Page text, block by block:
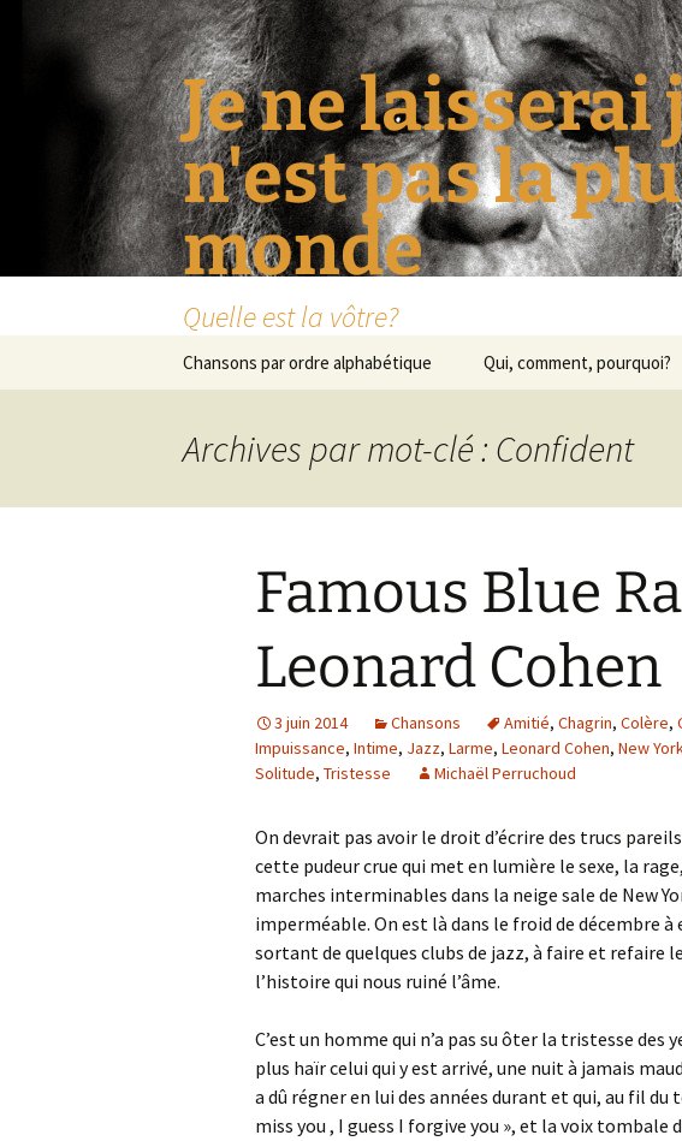
Je ne
n'est pas la
monde
Quelle est la vôtre?
Chansons par ordre alphabétique Qui, comment, pourquoi?
Archives par mot-clé : Confident
Famous Blue
Leonard Cohen
3 juin 2014 Chansons Amitié, Chagrin, Colère,
Impuissance, Intime, Jazz, Larme, Leonard Cohen, New
Solitude, Tristesse Michaël Perruchoud
On devrait pas avoir le droit d’écrire des trucs
cette pudeur crue qui met en lumière le sexe, la
marches interminables dans la neige sale de New
imperméable. On est là dans le froid de décembre
sortant de quelques clubs de jazz, à faire et refaire
l’histoire qui nous ruiné l’âme.
C’est un homme qui n’a pas su ôter la tristesse des
plus haïr celui qui y est arrivé, une nuit à jamais
a dû régner en lui des années durant et qui, au fil du
miss you , I guess I forgive you », et la voix tombale